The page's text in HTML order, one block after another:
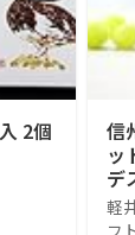
2個
信
ッ
デ
話
イ
軽